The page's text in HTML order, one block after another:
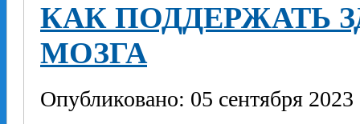
КАК ПОДДЕРЖАТЬ
МОЗГА
Опубликовано: 05 сентября 2023